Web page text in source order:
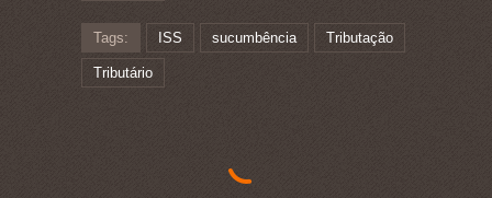
Tags: ISS sucumbência Tributação
Tributário